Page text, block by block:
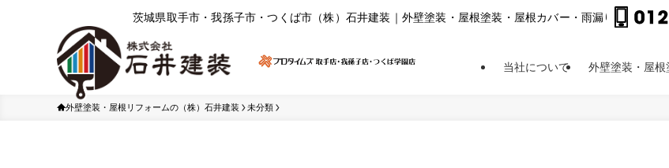
茨城県取⼿市・我孫⼦市・つくば市（株）⽯井建装｜外壁塗装・屋根塗装・屋根カバー・⾬漏り修理他
当社について 外壁塗装・屋根
外壁塗装・屋根リフォームの（株）石井建装 未分類